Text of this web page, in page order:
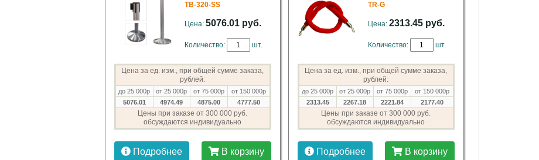
TB-320-SS
Цена: 5076.01 руб.
Количество: шт.
Цена за ед. изм., при общей сумме заказа,
рублей:
до 25 000р от 25 000р от 75 000р
от 150 000р
5076.01
4974.49 4875.00 4777.50
Цены при заказе от 300 000 руб.
обсуждаются индивидуально
Подробнее В корзину
TR-G
Цена: 2313.45 руб.
Количество: шт.
Цена за ед. изм., при общей сумме заказа,
рублей:
до 25 000р от 25 000р от 75 000р
от 150 000р
2313.45
2267.18 2221.84 2177.40
Цены при заказе от 300 000 руб.
обсуждаются индивидуально
Подробнее В корзину